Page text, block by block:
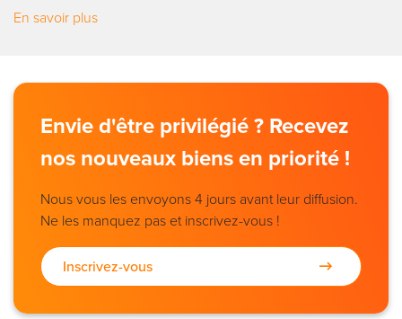
En savoir plus
Envie d'être privilégié ? Recevez
nos nouveaux biens en priorité !
Nous vous les envoyons 4 jours avant leur diffusion.
Ne les manquez pas et inscrivez-vous !
Inscrivez-vous